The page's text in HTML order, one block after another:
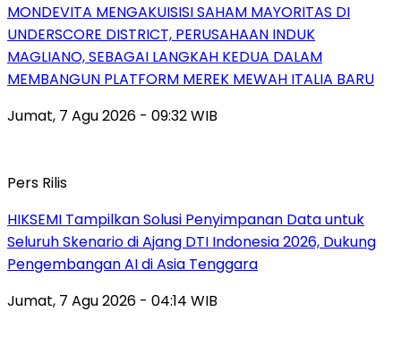
MONDEVITA MENGAKUISISI SAHAM MAYORITAS DI
UNDERSCORE DISTRICT, PERUSAHAAN INDUK
MAGLIANO, SEBAGAI LANGKAH KEDUA DALAM
MEMBANGUN PLATFORM MEREK MEWAH ITALIA BARU
Jumat, 7 Agu 2026 - 09:32 WIB
Pers Rilis
HIKSEMI Tampilkan Solusi Penyimpanan Data untuk
Seluruh Skenario di Ajang DTI Indonesia 2026, Dukung
Pengembangan AI di Asia Tenggara
Jumat, 7 Agu 2026 - 04:14 WIB